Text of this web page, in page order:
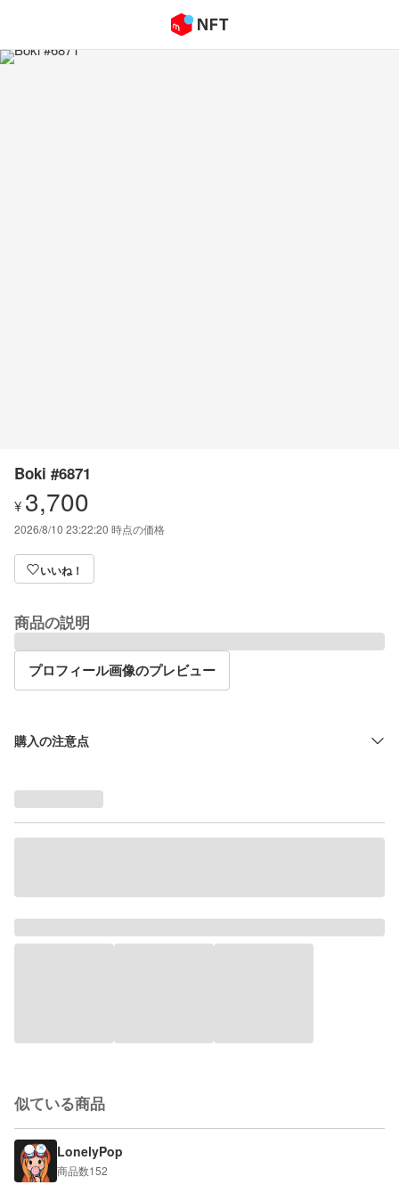
Boki #6871
¥ 3,700
2026/8/10 23:22:20 時点の価格
いいね！
商品の説明
プロフィール画像のプレビュー
購入の注意点
似ている商品
LonelyPop
商品数152